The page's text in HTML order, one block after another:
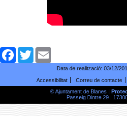
ComparteixFacebookTwitter
Data de realització: 03/12/
Accessibilitat
Correu de contacte
© Ajuntament de Blanes |
Passeig Dintre 29 |